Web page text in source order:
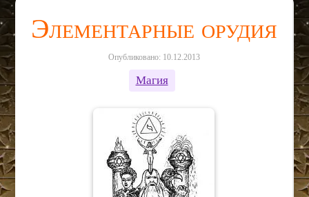
Элементарные орудия
Опубликовано: 10.12.2013
Магия